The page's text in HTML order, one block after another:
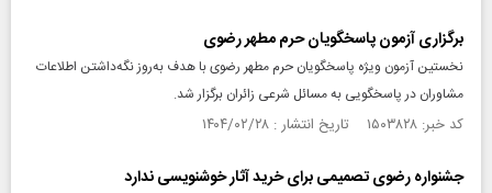
برگزاری آزمون پاسخگویان حرم مطهر رضوی
نخستین آزمون ویژه پاسخگویان حرم مطهر رضوی با هدف به‌روز نگه‌داشتن اطلاعات
مشاوران در پاسخگویی به مسائل شرعی زائران برگزار شد.
کد خبر: ۱۵۰۳۸۲۸ تاریخ انتشار : ۱۴۰۴/۰۲/۲۸
جشنواره رضوی تصمیمی برای خرید آثار خوشنویسی ندارد